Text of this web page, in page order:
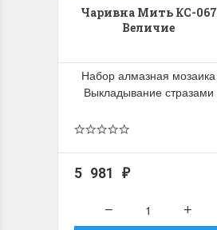
Чаривна Мить КС-067
Величие
Набор алмазная мозаика
Выкладывание стразами
5 981 ₽